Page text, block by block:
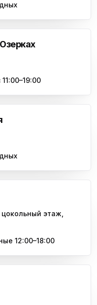
цокольный этаж,
12:00–18:00